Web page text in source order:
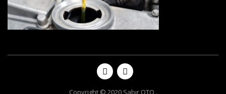
Copyright © 2020 Sabır OTO .